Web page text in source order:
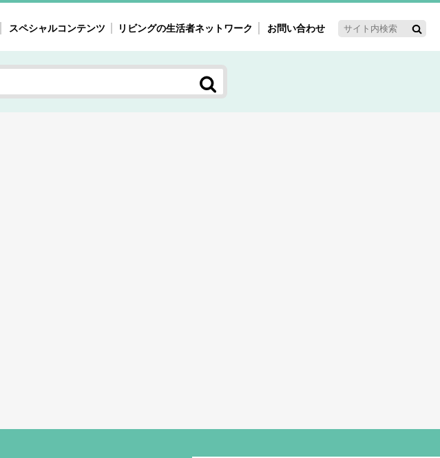
スペシャルコンテンツ
見える 注目ターゲット・重点テーマ
40'ｓ～60'ｓマーケット研究室
リビングの生活者ネットワーク お問い合わせ